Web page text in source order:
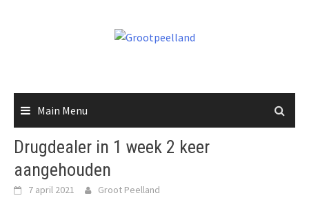
Main Menu
Drugdealer in 1 week 2 keer
aangehouden
7 april 2021 Groot Peelland